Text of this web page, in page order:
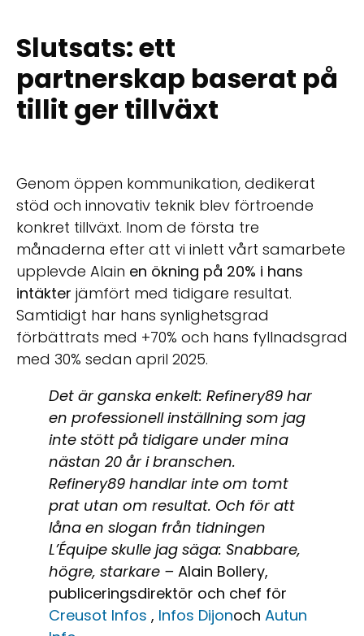
Slutsats: ett
partnerskap baserat på
tillit ger tillväxt
Genom öppen kommunikation, dedikerat
stöd och innovativ teknik blev förtroende
konkret tillväxt. Inom de första tre
månaderna efter att vi inlett vårt samarbete
upplevde Alain en ökning på 20% i hans
intäkter jämfört med tidigare resultat.
Samtidigt har hans synlighetsgrad
förbättrats med +70% och hans fyllnadsgrad
med 30% sedan april 2025.
Det är ganska enkelt: Refinery89 har
en professionell inställning som jag
inte stött på tidigare under mina
nästan 20 år i branschen.
Refinery89 handlar inte om tomt
prat utan om resultat. Och för att
låna en slogan från tidningen
L’Équipe skulle jag säga: Snabbare,
högre, starkare – Alain Bollery,
publiceringsdirektör och chef för
Creusot Infos , Infos Dijonoch Autun